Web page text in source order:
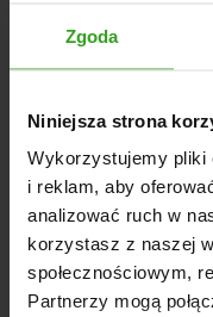
Zgoda
Niniejsza strona
Wykorzystujemy pliki
i reklam, aby
analizować ruch w
korzystasz z naszej
społecznościowym,
Partnerzy mogą
Zasuwki
Przekładnia
Plandeka
Wyposażenie
Oświetlenie